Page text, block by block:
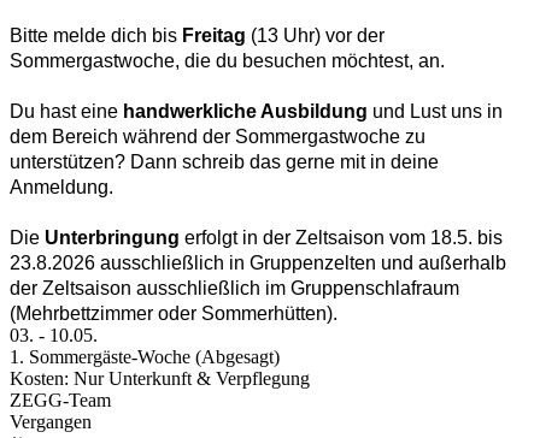
Bitte melde dich bis Freitag (13 Uhr) vor der
Sommergastwoche, die du besuchen möchtest, an.
Du hast eine handwerkliche Ausbildung und Lust uns in
dem Bereich während der Sommergastwoche zu
unterstützen? Dann schreib das gerne mit in deine
Anmeldung.
Die Unterbringung erfolgt in der Zeltsaison vom 18.5. bis
23.8.2026 ausschließlich in Gruppenzelten und außerhalb
der Zeltsaison ausschließlich im Gruppenschlafraum
(Mehrbettzimmer oder Sommerhütten).
03. - 10.05.
1. Sommergäste-Woche (Abgesagt)
Kosten: Nur Unterkunft & Verpflegung
ZEGG-Team
Vergangen